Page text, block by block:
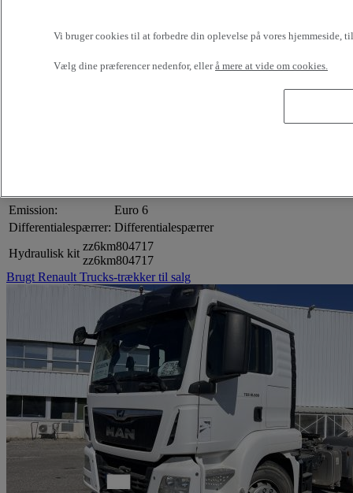
Førerhus og udstyr:
Justerbare elspejle
Hydraulic/ PTO Wet kit
Emission:
Euro 6
Differentialespærrer: Differentialespærrer
Hydraulisk kit
zz6km804717
zz6km804717
Brugt Renault Trucks-trækker til salg
Vi bruger cookies til at forbedre din oplevelse på vores hjemmeside,
Vælg dine præferencer nedenfor, ellerå mere at vide om cookies.